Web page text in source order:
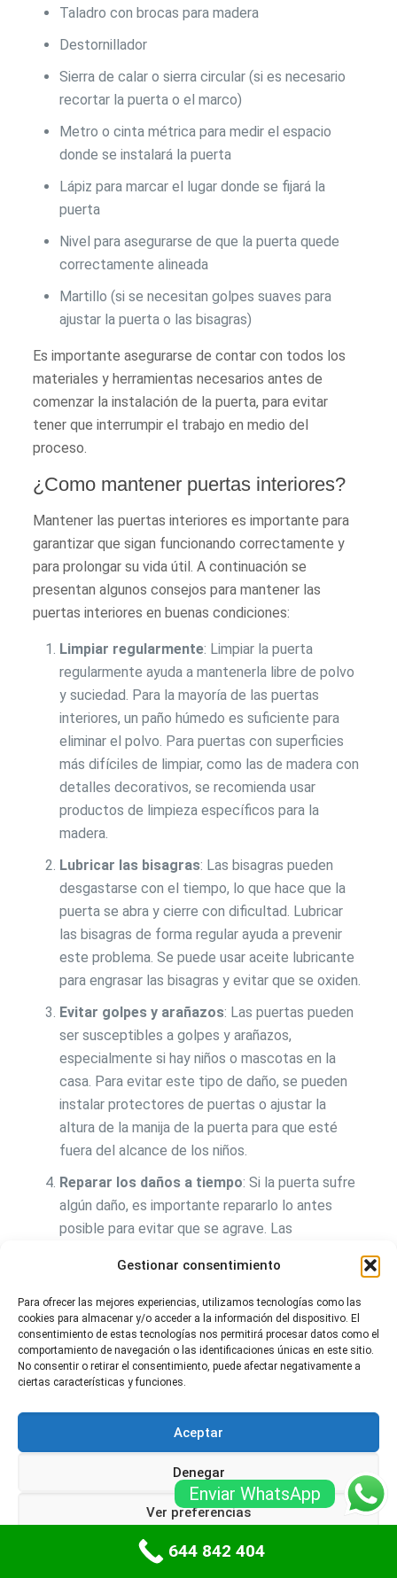
Gestionar consentimiento
Para ofrecer las mejores experiencias, utilizamos tecnologías como las
cookies para almacenar y/o acceder a la información del dispositivo. El
consentimiento de estas tecnologías nos permitirá procesar datos como el
comportamiento de navegación o las identificaciones únicas en este sitio.
No consentir o retirar el consentimiento, puede afectar negativamente a
ciertas características y funciones.
Aceptar
Denegar
Ver preferencias
Política de cookiesPolíticas de privacidad
Taladro con brocas para madera
Destornillador
Sierra de calar o sierra circular (si es necesario
recortar la puerta o el marco)
Metro o cinta métrica para medir el espacio
donde se instalará la puerta
Lápiz para marcar el lugar donde se fijará la
puerta
Nivel para asegurarse de que la puerta quede
correctamente alineada
Martillo (si se necesitan golpes suaves para
ajustar la puerta o las bisagras)
Es importante asegurarse de contar con todos los
materiales y herramientas necesarios antes de
comenzar la instalación de la puerta, para evitar
tener que interrumpir el trabajo en medio del
proceso.
¿Como mantener puertas interiores?
Mantener las puertas interiores es importante para
garantizar que sigan funcionando correctamente y
para prolongar su vida útil. A continuación se
presentan algunos consejos para mantener las
puertas interiores en buenas condiciones:
Limpiar regularmente: Limpiar la puerta
regularmente ayuda a mantenerla libre de polvo
y suciedad. Para la mayoría de las puertas
interiores, un paño húmedo es suficiente para
eliminar el polvo. Para puertas con superficies
más difíciles de limpiar, como las de madera con
detalles decorativos, se recomienda usar
productos de limpieza específicos para la
madera.
Lubricar las bisagras: Las bisagras pueden
desgastarse con el tiempo, lo que hace que la
puerta se abra y cierre con dificultad. Lubricar
las bisagras de forma regular ayuda a prevenir
este problema. Se puede usar aceite lubricante
para engrasar las bisagras y evitar que se oxiden.
Evitar golpes y arañazos: Las puertas pueden
ser susceptibles a golpes y arañazos,
especialmente si hay niños o mascotas en la
casa. Para evitar este tipo de daño, se pueden
instalar protectores de puertas o ajustar la
altura de la manija de la puerta para que esté
fuera del alcance de los niños.
Reparar los daños a tiempo: Si la puerta sufre
algún daño, es importante repararlo lo antes
posible para evitar que se agrave. Las
pintura hasta el reemplazo de una bisagra o la
reparación de una abolladura en la puerta.
Reemplazar las piezas desgastadas: Si las
bisagras o la manija de la puerta están
desgastadas, es importante reemplazarlas para
interiores en buenas condiciones y garantizar que
sigan funcionando correctamente durante mucho
tiempo.
Enviar WhatsApp
644 842 404